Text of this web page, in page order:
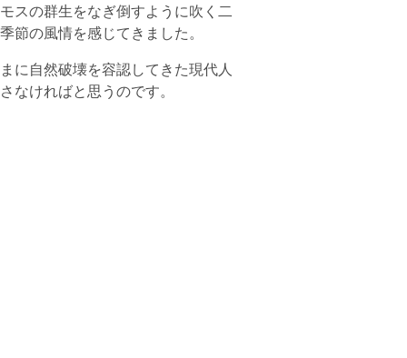
スの群生をなぎ倒すように吹く二
節の風情を感じてきました。
に自然破壊を容認してきた現代人
なければと思うのです。